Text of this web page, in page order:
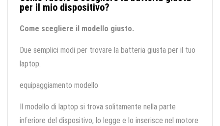
per il mio dispositivo?
Come scegliere il modello giusto.
Due semplici modi per trovare la batteria giusta per il tuo
laptop.
equipaggiamento modello
Il modello di laptop si trova solitamente nella parte
inferiore del dispositivo, lo legge e lo inserisce nel motore